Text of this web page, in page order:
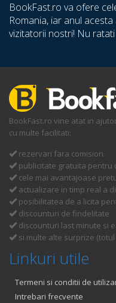
BookFast.ro va ofere
Romania, iar anul
vizitatorii nostri! Nu
BookFast.ro vine atat in
cu multe facilitati:
rezervari fara comision
publicitate gratuita pentru
cele mai avantajoase
actualizare in timp real a
posibilitatea de a licita
discounturi de findelitate
discounturi last minute si
si multe alte surprize (totul
Linkuri utile
Termeni si conditii de
Intrebari frecvente